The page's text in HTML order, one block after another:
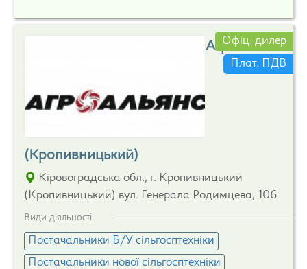
Агроальянс
(Кропивницький)
Кіровоградська обл., г. Кропивницький
(Кропивницький) вул. Генерала Родимцева, 106
Види діяльності
Постачальники Б/У сільгосптехніки
Постачальники нової сільгосптехніки
Офіц. дилер
Плат. ПДВ